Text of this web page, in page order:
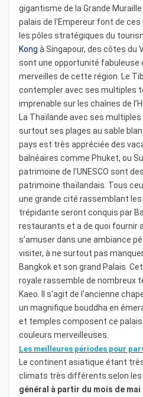
gigantisme de la Grande
palais de l'Empereur font de
les pôles stratégiques du
Kong à Singapour, des côtes du
sont une opportunité fabuleuse
merveilles de cette région. Le
contempler avec ses multiples
imprenable sur les chaînes de
La Thaïlande avec ses
surtout ses plages au sable
pays est très appréciée des
balnéaires comme Phuket, ou
patrimoine de l'UNESCO sont
patrimoine thaïlandais. Tous
une grande cité rassemblant
trépidante seront conquis par
restaurants et a de quoi fournir
s'amuser dans une ambiance
visiter, à ne surtout pas
Bangkok et son grand Palais.
royale rassemble de nombreux
Kaeo. Il s'agit de l'ancienne
un magnifique bouddha en
et temples composent ce
couleurs merveilleuses.
Les meilleures périodes pour
Le continent asiatique étant
climats très différents selon les
général à partir du mois de mai